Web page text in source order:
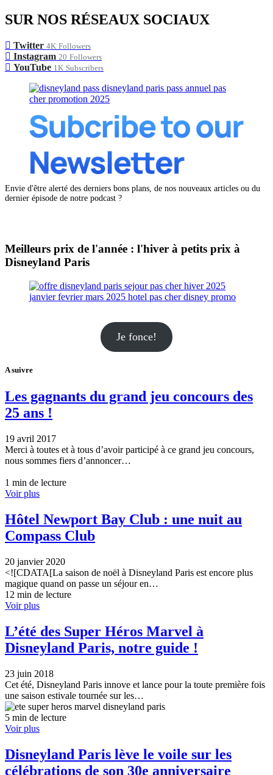
SUR NOS RÉSEAUX SOCIAUX
Twitter 4K Followers
Instagram 20 Followers
YouTube 1K Subscribers
Envie d'être alerté des derniers bons plans, de nos nouveaux articles ou du
dernier épisode de notre podcast ?
Meilleurs prix de l'année : l'hiver à petits prix à
Disneyland Paris
Je fonce!
A suivre
Les gagnants du grand jeu concours des
25 ans !
19 avril 2017
Merci à toutes et à tous d’avoir participé à ce grand jeu concours,
nous sommes fiers d’annoncer…
1 min de lecture
Voir plus
Hôtel Newport Bay Club : une nuit au
Compass Club
20 janvier 2020
<![CDATA[La saison de noël à Disneyland Paris est encore plus
magique quand on passe un séjour en…
12 min de lecture
Voir plus
L’été des Super Héros Marvel à
Disneyland Paris, notre guide !
23 juin 2018
Cet été, Disneyland Paris innove et lance pour la toute première fois
une saison estivale tournée sur les…
5 min de lecture
Voir plus
Disneyland Paris lève le voile sur les
célébrations de son 30e anniversaire